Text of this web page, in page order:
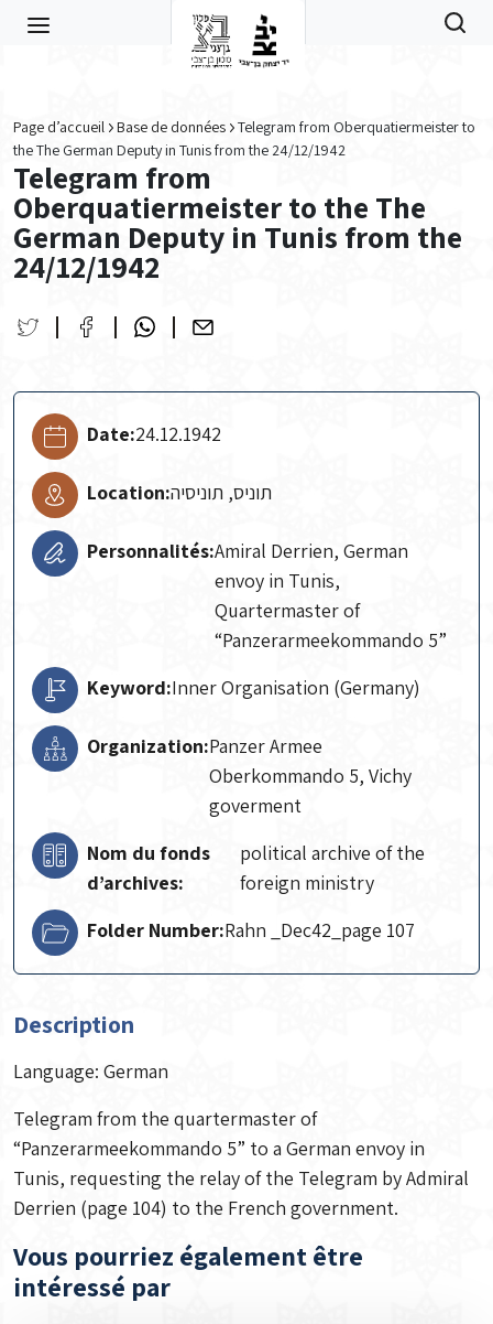
Page d’accueil Base de données
Telegram from Oberquatiermeister to
the The German Deputy in Tunis from the 24/12/1942
Telegram from
Oberquatiermeister to the The
German Deputy in Tunis from the
24/12/1942
Date:24.12.1942
Location:תוניס, תוניסיה
Personnalités:Amiral Derrien, German
envoy in Tunis,
Quartermaster of
“Panzerarmeekommando 5”
Keyword:Inner Organisation (Germany)
Organization:Panzer Armee
Oberkommando 5, Vichy
goverment
Nom du fonds
d’archives:
political archive of the
foreign ministry
Folder Number:Rahn _Dec42_page 107
Description
Language: German
Telegram from the quartermaster of
“Panzerarmeekommando 5” to a German envoy in
Tunis, requesting the relay of the Telegram by Admiral
Derrien (page 104) to the French government.
Vous pourriez également être
intéressé par